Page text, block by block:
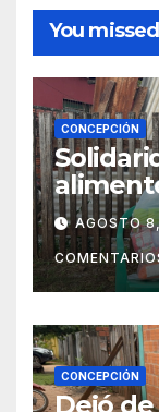
You missed
CONCEPCIÓN
ahora
AGOSTO
CONCEPCIÓN
Dejó